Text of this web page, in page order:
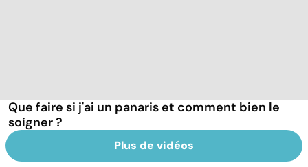
Que faire si j'ai un panaris et comment bien le
soigner ?
Plus de vidéos